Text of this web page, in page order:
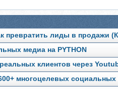
превратить лиды в продажи
медиа на PYTHON
клиентов через
многоцелевых социальных